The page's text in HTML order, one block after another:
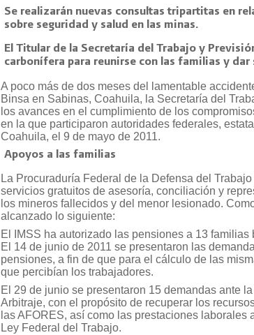
Se realizarán nuevas consultas tripartitas en
sobre seguridad y salud en las minas.
El Titular de la Secretaría del Trabajo y
carbonífera para reunirse con las familias y
A poco más de dos meses del lamentable
Binsa en Sabinas, Coahuila, la Secretaría del
los avances en el cumplimiento de los
en la que participaron autoridades federales,
Coahuila, el 9 de mayo de 2011.
Apoyos a las familias
La Procuraduría Federal de la Defensa del
servicios gratuitos de asesoría, conciliación y
los mineros fallecidos y del menor lesionado.
alcanzado lo siguiente:
El IMSS ha autorizado las pensiones a 13
El 14 de junio de 2011 se presentaron las
pensiones, a fin de que para el cálculo de las
que percibían los trabajadores.
El 29 de junio se presentaron 15 demandas ante
Arbitraje, con el propósito de recuperar los
las AFORES, así como las prestaciones laborales
Ley Federal del Trabajo.